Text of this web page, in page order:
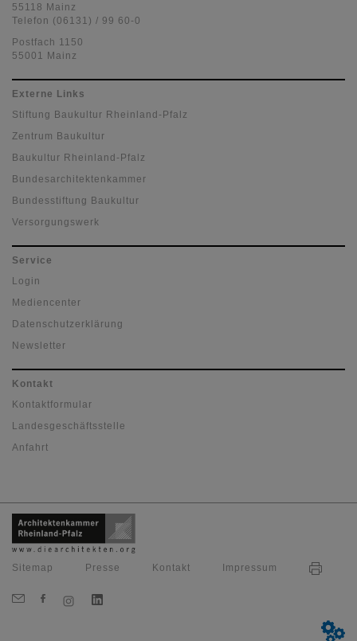
55118 Mainz
Telefon (06131) / 99 60-0
Postfach 1150
55001 Mainz
Externe Links
Stiftung Baukultur Rheinland-Pfalz
Zentrum Baukultur
Baukultur Rheinland-Pfalz
Bundesarchitektenkammer
Bundesstiftung Baukultur
Versorgungswerk
Service
Login
Mediencenter
Datenschutzerklärung
Newsletter
Kontakt
Kontaktformular
Landesgeschäftsstelle
Anfahrt
Sitemap Presse Kontakt Impressum